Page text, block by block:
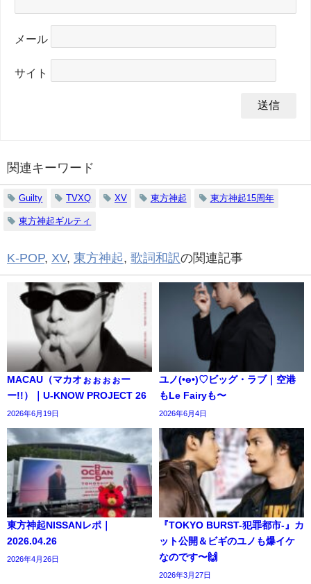
メール
サイト
関連キーワード
Guilty TVXQ XV 東方神起 東方神起15周年
東方神起ギルティ
K-POP, XV, 東方神起 歌詞和訳の関連記事
MACAU（マカオぉぉぉぉー
ー!!）｜U-KNOW PROJECT 26
2026年6月19日
ユノ(•ө•)♡ビッグ・ラブ｜空港
もLe Fairyも〜
2026年6月4日
東方神起NISSANレポ｜
2026.04.26
2026年4月26日
『TOKYO BURST-犯罪都市-』カ
ット公開＆ビギのユノも爆イケ
なのです〜🙌
2026年3月27日